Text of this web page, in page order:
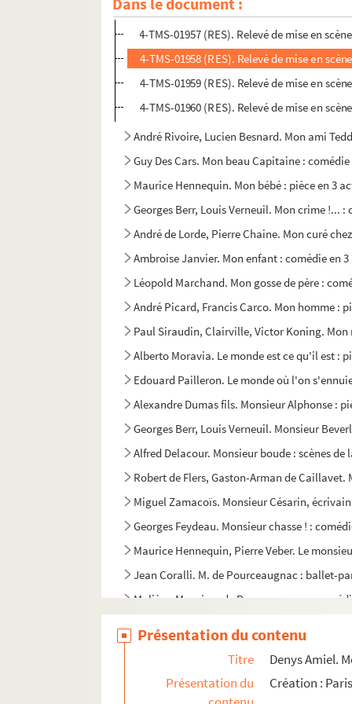
Denys Amiel. Mon ami : pièce en 3 actes. 1943
4-TMS-01957 (RES). Relevé de mise en
4-TMS-01958 (RES). Relevé de mise en
4-TMS-01959 (RES). Relevé de mise en
4-TMS-01960 (RES). Relevé de mise en
André Rivoire, Lucien Besnard. Mon ami
Guy Des Cars. Mon beau Capitaine :
Maurice Hennequin. Mon bébé : pièce en 3
Georges Berr, Louis Verneuil. Mon crime !...
André de Lorde, Pierre Chaine. Mon curé
Ambroise Janvier. Mon enfant : comédie en 3
Léopold Marchand. Mon gosse de père :
André Picard, Francis Carco. Mon homme :
Paul Siraudin, Clairville, Victor Koning. Mon
Alberto Moravia. Le monde est ce qu'il est :
Edouard Pailleron. Le monde où l'on
Alexandre Dumas fils. Monsieur Alphonse :
Georges Berr, Louis Verneuil. Monsieur
Alfred Delacour. Monsieur boude : scènes de
Robert de Flers, Gaston-Arman de
Miguel Zamacoïs. Monsieur Césarin,
Georges Feydeau. Monsieur chasse ! :
Maurice Hennequin, Pierre Veber. Le
Jean Coralli. M. de Pourceaugnac : ballet-
Molière. Monsieur de Pourceaugnac :
Yvan Noé, Henry de Vère Stacpoole.
Présentation du contenu
Titre
Denys Amiel.
Présentation du
Création :